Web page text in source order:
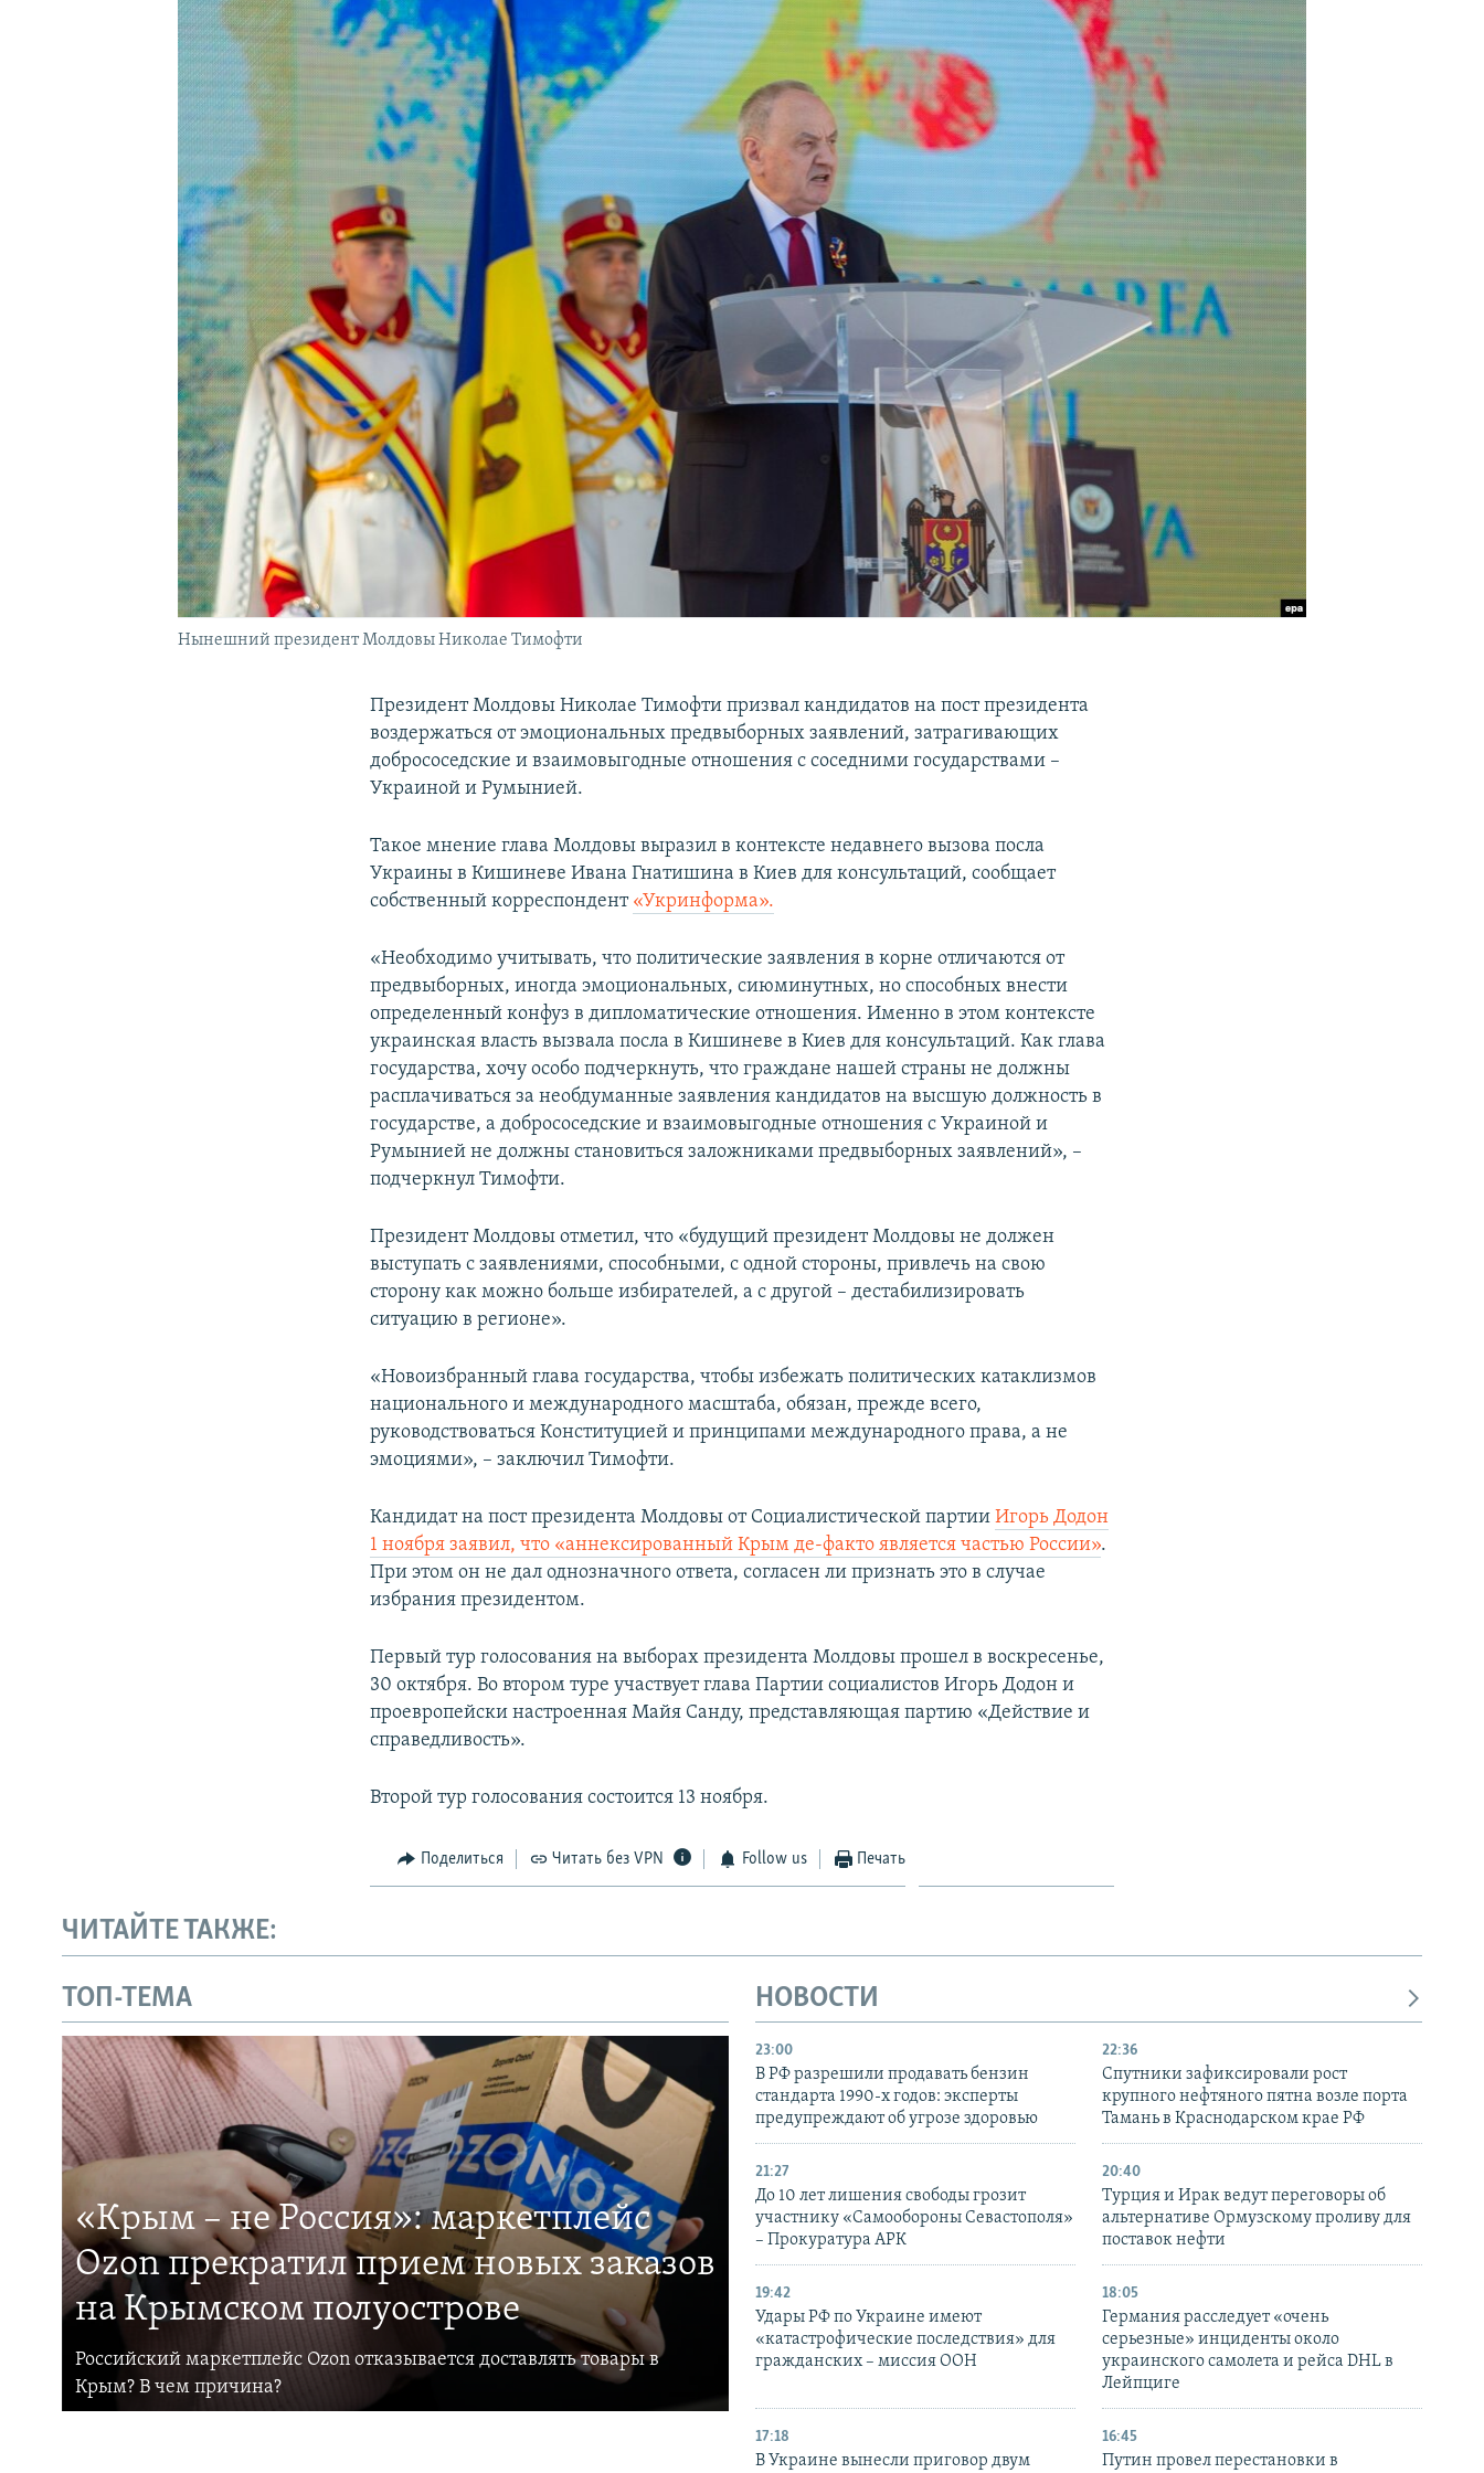
КРЫМ.НЕПОКОРЕННЫЙ
УКРАИНСКАЯ ПРОБЛЕМА КРЫМА
Нынешний президент Молдовы Николае Тимофти
Президент Молдовы Николае Тимофти призвал кандидатов на пост президента
воздержаться от эмоциональных предвыборных заявлений, затрагивающих
добрососедские и взаимовыгодные отношения с соседними государствами –
Украиной и Румынией.
Такое мнение глава Молдовы выразил в контексте недавнего вызова посла
Украины в Кишиневе Ивана Гнатишина в Киев для консультаций, сообщает
собственный корреспондент «Укринформа».
«Необходимо учитывать, что политические заявления в корне отличаются от
предвыборных, иногда эмоциональных, сиюминутных, но способных внести
определенный конфуз в дипломатические отношения. Именно в этом контексте
украинская власть вызвала посла в Кишиневе в Киев для консультаций. Как глава
государства, хочу особо подчеркнуть, что граждане нашей страны не должны
расплачиваться за необдуманные заявления кандидатов на высшую должность в
государстве, а добрососедские и взаимовыгодные отношения с Украиной и
Румынией не должны становиться заложниками предвыборных заявлений», –
подчеркнул Тимофти.
Президент Молдовы отметил, что «будущий президент Молдовы не должен
выступать с заявлениями, способными, с одной стороны, привлечь на свою
сторону как можно больше избирателей, а с другой – дестабилизировать
ситуацию в регионе».
«Новоизбранный глава государства, чтобы избежать политических катаклизмов
национального и международного масштаба, обязан, прежде всего,
руководствоваться Конституцией и принципами международного права, а не
эмоциями», – заключил Тимофти.
Кандидат на пост президента Молдовы от Социалистической партииИгорь Додон
1 ноября заявил, что «аннексированный Крым де-факто является частью России».
При этом он не дал однозначного ответа, согласен ли признать это в случае
избрания президентом.
Первый тур голосования на выборах президента Молдовы прошел в воскресенье,
30 октября. Во втором туре участвует глава Партии социалистов Игорь Додон и
проевропейски настроенная Майя Санду, представляющая партию «Действие и
справедливость».
Второй тур голосования состоится 13 ноября.
Поделиться Читать без VPN Follow us Печать
ЧИТАЙТЕ ТАКЖЕ:
ТОП-ТЕМА
«Крым – не Россия»: маркетплейс
Ozon прекратил прием новых заказов
на Крымском полуострове
Российский маркетплейс Ozon отказывается доставлять товары в
Крым? В чем причина?
НОВОСТИ
23:00
В РФ разрешили продавать бензин
стандарта 1990-х годов: эксперты
предупреждают об угрозе здоровью
22:36
Спутники зафиксировали рост
крупного нефтяного пятна возле порта
Тамань в Краснодарском крае РФ
21:27
До 10 лет лишения свободы грозит
участнику «Самообороны Севастополя»
– Прокуратура АРК
20:40
Турция и Ирак ведут переговоры об
альтернативе Ормузскому проливу для
поставок нефти
19:42
Удары РФ по Украине имеют
«катастрофические последствия» для
гражданских – миссия ООН
18:05
Германия расследует «очень
серьезные» инциденты около
украинского самолета и рейса DHL в
Лейпциге
17:18
В Украине вынесли приговор двум
16:45
Путин провел перестановки в